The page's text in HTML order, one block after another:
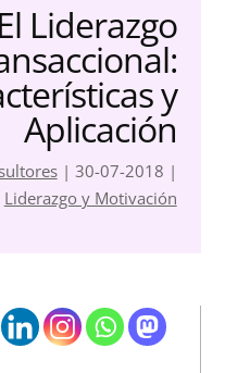
El Liderazgo
y
Aplicación
| 30-07-2018 |
Liderazgo y Motivación